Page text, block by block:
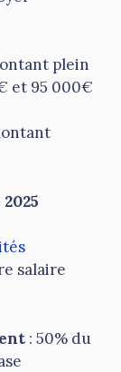
plein
et 95 000€
salaire
: 50% du